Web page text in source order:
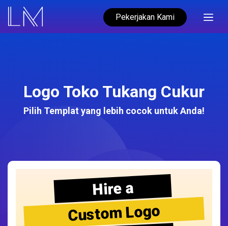
Pekerjakan Kami
Logo Toko Tukang Cukur
Pilih Templat yang lebih cocok untuk Anda!
Hire a
Custom Logo